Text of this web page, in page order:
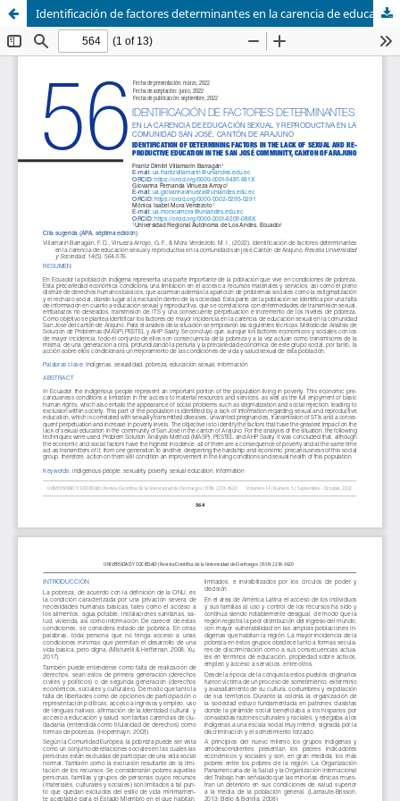
Identificación de factores determinantes en la carencia de educación sexual y reproductiva en la comunidad San José, Cantón de Arajuno